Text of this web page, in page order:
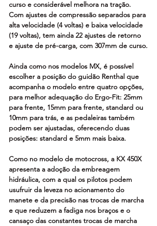
curso e considerável melhora na tração.
Com ajustes de compressão separados para
alta velocidade (4 voltas) e baixa velocidade
(19 voltas), tem ainda 22 ajustes de retorno
e ajuste de pré-carga, com 307mm de curso.
Ainda como nos modelos MX, é possível
escolher a posição do guidão Renthal que
acompanha o modelo entre quatro opções,
para melhor adequação do Ergo-Fit: 25mm
para frente, 15mm para frente, standard ou
10mm para trás, e as pedaleiras também
podem ser ajustadas, oferecendo duas
posições: standard e 5mm mais baixa.
Como no modelo de motocross, a KX 450X
apresenta a adoção da embreagem
hidráulica, com a qual os pilotos podem
usufruir da leveza no acionamento do
manete e da precisão nas trocas de marcha
e que reduzem a fadiga nos braços e o
cansaço das constantes trocas de marcha